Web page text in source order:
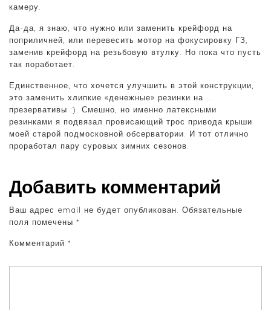
камеру.
Да-да, я знаю, что нужно или заменить крейфорд на
поприличней, или перевесить мотор на фокусировку ГЗ,
заменив крейфорд на резьбовую втулку. Но пока что пусть
так поработает.
Единственное, что хочется улучшить в этой конструкции,
это заменить хлипкие «денежные» резинки на …
презервативы :). Смешно, но именно латексными
резинками я подвязал провисающий трос привода крыши
моей старой подмосковной обсерватории. И тот отлично
проработал пару суровых зимних сезонов.
Добавить комментарий
Ваш адрес email не будет опубликован.
Обязательные
поля помечены *
Комментарий *